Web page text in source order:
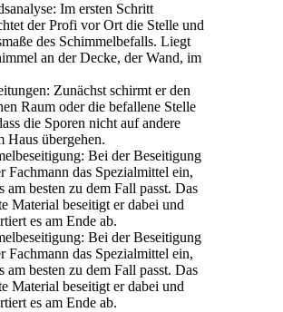
Im ersten Schritt
der Profi vor Ort die Stelle und
des Schimmelbefalls. Liegt
an der Decke, der Wand, im
Zunächst schirmt er den
Raum oder die befallene Stelle
die Sporen nicht auf andere
Haus übergehen.
Bei der Beseitigung
Fachmann das Spezialmittel ein,
am besten zu dem Fall passt. Das
Material beseitigt er dabei und
es am Ende ab.
Bei der Beseitigung
Fachmann das Spezialmittel ein,
am besten zu dem Fall passt. Das
Material beseitigt er dabei und
es am Ende ab.